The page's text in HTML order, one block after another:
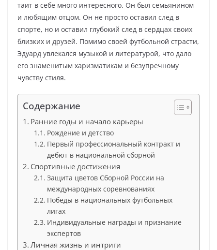
таит в себе много интересного. Он был семьянином
и любящим отцом. Он не просто оставил след в
спорте, но и оставил глубокий след в сердцах своих
близких и друзей. Помимо своей футбольной страсти,
Эдуард увлекался музыкой и литературой, что дало
его знаменитым харизматикам и безупречному
чувству стиля.
Содержание
Ранние годы и начало карьеры
Рождение и детство
Первый профессиональный контракт и
дебют в национальной сборной
Спортивные достижения
Защита цветов Сборной России на
международных соревнованиях
Победы в национальных футбольных
лигах
Индивидуальные награды и признание
экспертов
Личная жизнь и интриги